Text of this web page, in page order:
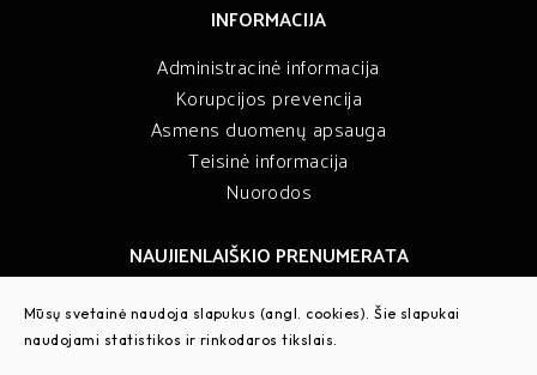
INFORMACIJA
Administracinė informacija
Korupcijos prevencija
Asmens duomenų apsauga
Teisinė informacija
Nuorodos
NAUJIENLAIŠKIO PRENUMERATA
Sužinokite muziejaus naujienas pirmieji
Mūsų svetainė naudoja slapukus (angl. cookies). Šie slapukai
naudojami statistikos ir rinkodaros tikslais.